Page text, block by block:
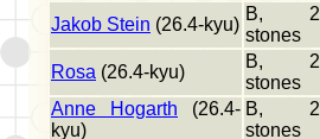
Jakob Stein (26.4-kyu)
B, 2
stones
Rosa (26.4-kyu)
B, 2
stones
Anne Hogarth (26.4-
kyu)
B, 2
stones